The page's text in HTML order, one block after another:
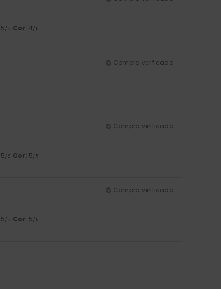
/5 Cor: 4 /5
Compra verificada
Compra verificada
/5 Cor: 5 /5
Compra verificada
/5 Cor: 5 /5